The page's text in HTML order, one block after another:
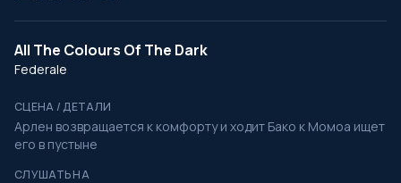
All The Colours Of The Dark
Federale
СЦЕНА / ДЕТАЛИ
Арлен возвращается к комфорту и ходит Бако к Момоа ищет
его в пустыне
СЛУШАТЬ НА